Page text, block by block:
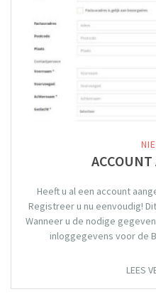
Heeft u al een account
Registreer u nu eenvoudig!
Wanneer u de nodige
inloggegevens voor de
LEES